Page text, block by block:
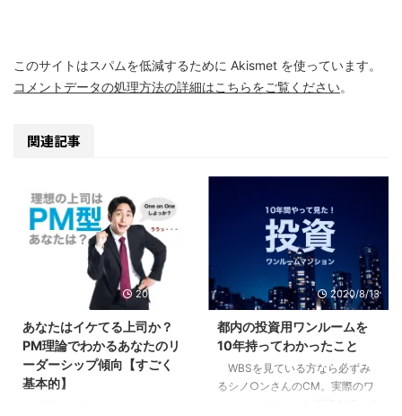
このサイトはスパムを低減するために Akismet を使っています。
コメントデータの処理方法の詳細はこちらをご覧ください。
関連記事
2020/9/10
あなたはイケてる上司か？
PM理論でわかるあなたのリ
ーダーシップ傾向【すごく
基本的】
2020/8/13
都内の投資用ワンルームを
10年持ってわかったこと
WBSを見ている方なら必ずみ
るシノ○ンさんのCM。実際のワ